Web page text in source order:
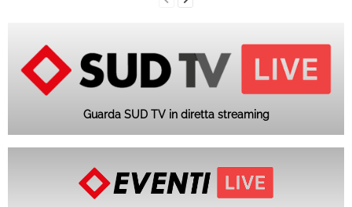
Guarda SUD TV in diretta streaming